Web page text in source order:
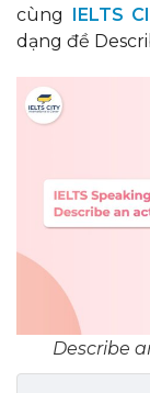
cùng IELTS
dạng đề
Describe